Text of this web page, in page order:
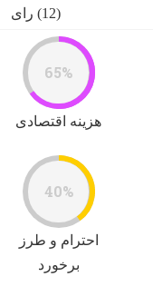
(12) رای
40%
احترام و طرز
برخورد
65%
هزینه اقتصادی